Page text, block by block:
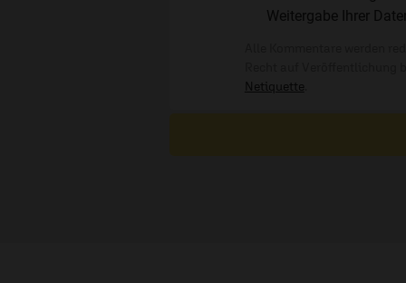
Weitergabe Ihrer
Netiquette